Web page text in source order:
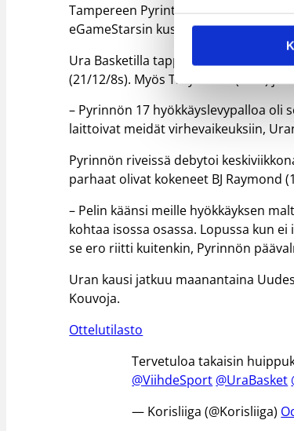
Tampereen Pyrintö otti kauden
eGameStarsin kustannuksella 83–86
Ura Basketilla tappio oli kauden
(21/12/8s). Myös Trey Niemi (15/2)
– Pyrinnön 17 hyökkäyslevypalloa oli
laittoivat meidät virhevaikeuksiin,
Pyrinnön riveissä debytoi
parhaat olivat kokeneet BJ Raymond
– Pelin käänsi meille hyökkäyksen
kohtaa isossa osassa. Lopussa kun
se ero riitti kuitenkin, Pyrinnön
Uran kausi jatkuu maanantaina
Kouvoja.
Ottelutilasto
Tervetuloa takaisin
@ViihdeSport @UraBasket
— Korisliiga (@Korisliiga)